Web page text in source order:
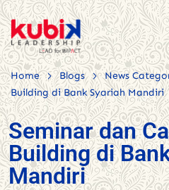
Home > Blogs > News
Building di Bank Syariah Mandiri
Seminar dan
Building di
Mandiri